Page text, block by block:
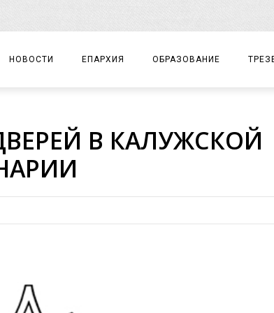
НОВОСТИ ЕПАРХИЯ
ЕПАРХИАЛЬНОЕ УПРАВЛЕНИЕ
ЕПАРХИАЛЬНЫЕ ОТДЕЛЫ
ДУХОВЕНСТВО
ОБРАЗОВАНИЕ
ЦЕНТР «ВОЗРОЖДЕНИЕ»
В КАЛУЖСКОЙ